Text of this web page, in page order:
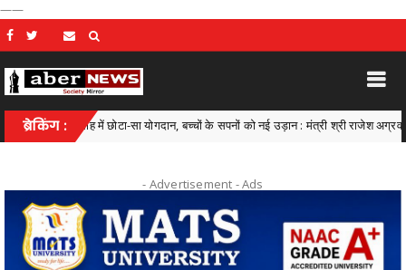
——
ब्रेकिंग :
की राह में छोटा-सा योगदान, बच्चों के सपनों को नई उड़ान : मंत्री श्री राजेश अग्रवाल
- Advertisement -Ads